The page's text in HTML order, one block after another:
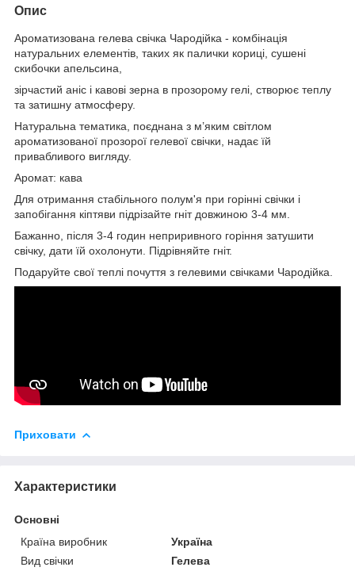
Опис
Ароматизована гелева свічка Чародійка - комбінація
натуральних елементів, таких як палички кориці, сушені
скибочки апельсина,
зірчастий аніс і кавові зерна в прозорому гелі, створює теплу
та затишну атмосферу.
Натуральна тематика, поєднана з м’яким світлом
ароматизованої прозорої гелевої свічки, надає їй
привабливого вигляду.
Аромат: кава
Для отримання стабільного полум'я при горінні свічки і
запобігання кіптяви підрізайте гніт довжиною 3-4 мм.
Бажанно, після 3-4 годин неприривного горіння затушити
свічку, дати їй охолонути. Підрівняйте гніт.
Подаруйте свої теплі почуття з гелевими свічками Чародійка.
Приховати
Характеристики
Основні
Країна виробник
Україна
Вид свічки
Гелева